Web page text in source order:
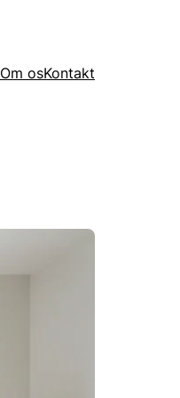
Om osKontakt